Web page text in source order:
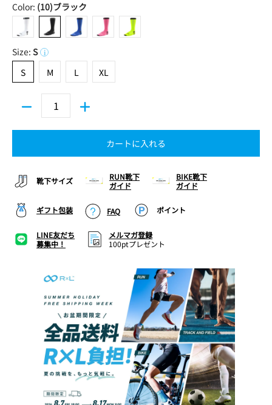
Color: (10)ブラック
(01)ホワイト(10)ブラック(20)ブルー
Size: S i
S
S
M L XL
カートに入れる
靴下サイズ
RUN靴下
ガイド
BIKE靴下
ガイド
ギフト包装 FAQ ポイント
LINE友だち
募集中！
メルマガ登録
100ptプレゼント